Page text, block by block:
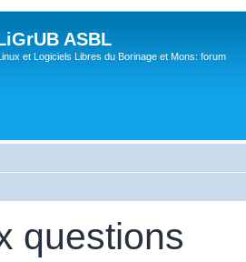
ASBL
et Logiciels Libres du Borinage et Mons: forum
questions